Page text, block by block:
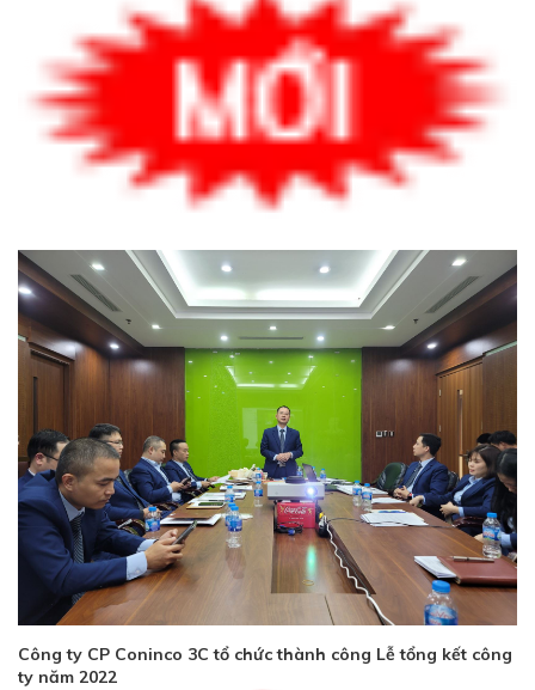
Công ty CP Coninco 3C tổ chức thành công Lễ tổng kết công
ty năm 2022